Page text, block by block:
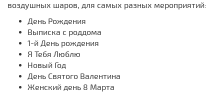
воздушных шаров, для самых разных мероприятий:
День Рождения
Выписка с роддома
1-й День рождения
Я Тебя Люблю
Новый Год
День Святого Валентина
Женский день 8 Марта